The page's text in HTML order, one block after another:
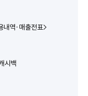
내역∙매출전표>
시백